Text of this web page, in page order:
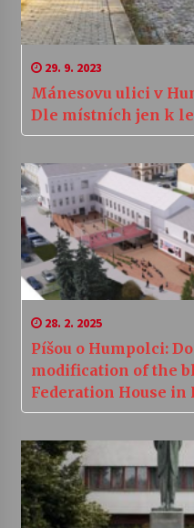
29. 9. 2023
Mánesovu ulici v
Dle místních jen k
28. 2. 2025
Píšou o Humpolci:
modification of the
Federation House
to 20 million CZK